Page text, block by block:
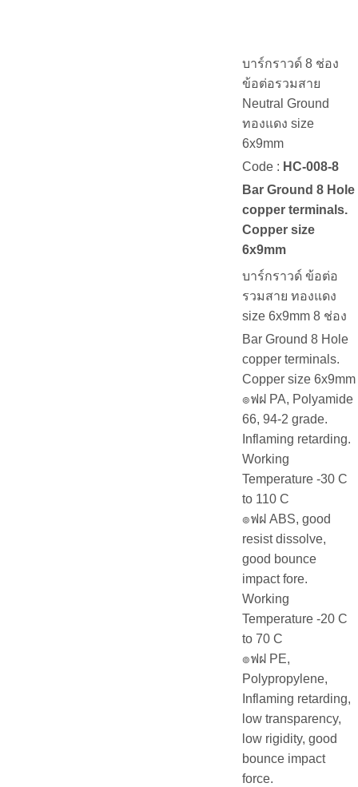
บาร์กราวด์ 8 ช่อง
ข้อต่อรวมสาย
Neutral Ground
ทองแดง size
6x9mm
Code : HC-008-8
Bar Ground 8 Hole
copper terminals.
Copper size
6x9mm
บาร์กราวด์ ข้อต่อ
รวมสาย ทองแดง
size 6x9mm 8 ช่อง
Bar Ground 8 Hole
copper terminals.
Copper size 6x9mm
๏ฟฝ PA, Polyamide
66, 94-2 grade.
Inflaming retarding.
Working
Temperature -30 C
to 110 C
๏ฟฝ ABS, good
resist dissolve,
good bounce
impact fore.
Working
Temperature -20 C
to 70 C
๏ฟฝ PE,
Polypropylene,
Inflaming retarding,
low transparency,
low rigidity, good
bounce impact
force.